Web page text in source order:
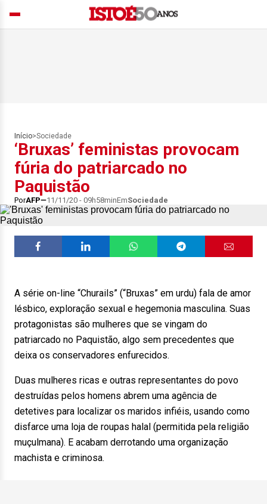
Início>Sociedade
‘Bruxas’ feministas provocam
fúria do patriarcado no
Paquistão
PorAFP 11/11/20 - 09h58minEmSociedade
A série on-line “Churails” (“Bruxas” em urdu) fala de amor
lésbico, exploração sexual e hegemonia masculina. Suas
protagonistas são mulheres que se vingam do
patriarcado no Paquistão, algo sem precedentes que
deixa os conservadores enfurecidos.
Duas mulheres ricas e outras representantes do povo
destruídas pelos homens abrem uma agência de
detetives para localizar os maridos infiéis, usando como
disfarce uma loja de roupas halal (permitida pela religião
muçulmana). E acabam derrotando uma organização
machista e criminosa.